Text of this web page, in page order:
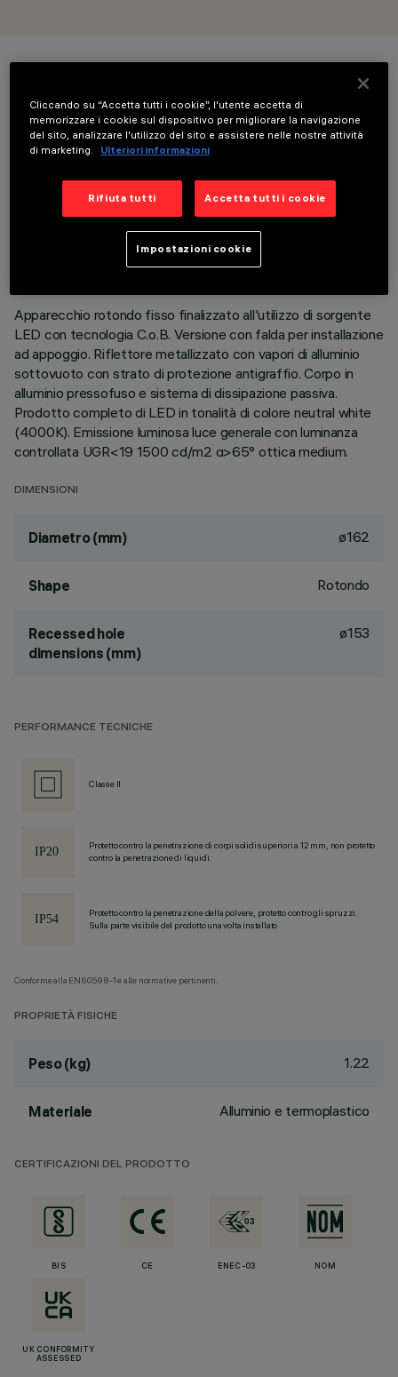
DATI TECNICI
ULTIMO AGGIORNAMENTO: 01/08/2026
Apparecchio rotondo fisso finalizzato all'utilizzo di sorgente
LED con tecnologia C.o.B. Versione con falda per installazione
ad appoggio. Riflettore metallizzato con vapori di alluminio
sottovuoto con strato di protezione antigraffio. Corpo in
alluminio pressofuso e sistema di dissipazione passiva.
Prodotto completo di LED in tonalità di colore neutral white
(4000K). Emissione luminosa luce generale con luminanza
controllata UGR<19 1500 cd/m2 α>65° ottica medium.
DIMENSIONI
Diametro (mm) ø162
Shape Rotondo
Recessed hole
dimensions (mm)
ø153
PERFORMANCE TECNICHE
Classe II
Protetto contro la penetrazione di corpi solidi superiori a 12 mm, non protetto
contro la penetrazione di liquidi.
Protetto contro la penetrazione della polvere, protetto contro gli spruzzi.
Sulla parte visibile del prodotto una volta installato
Conforme alla EN60598-1 e alle normative pertinenti.
PROPRIETÀ FISICHE
Peso (kg) 1.22
Materiale Alluminio e termoplastico
CERTIFICAZIONI DEL PRODOTTO
BIS CE ENEC-03 NOM
UK CONFORMITY
ASSESSED
Cliccando su “Accetta tutti i cookie”, l'utente accetta di
memorizzare i cookie sul dispositivo per migliorare la navigazione
del sito, analizzare l'utilizzo del sito e assistere nelle nostre attività
di marketing.
Ulteriori informazioni
Rifiuta tutti Accetta tutti i cookie
Impostazioni cookie